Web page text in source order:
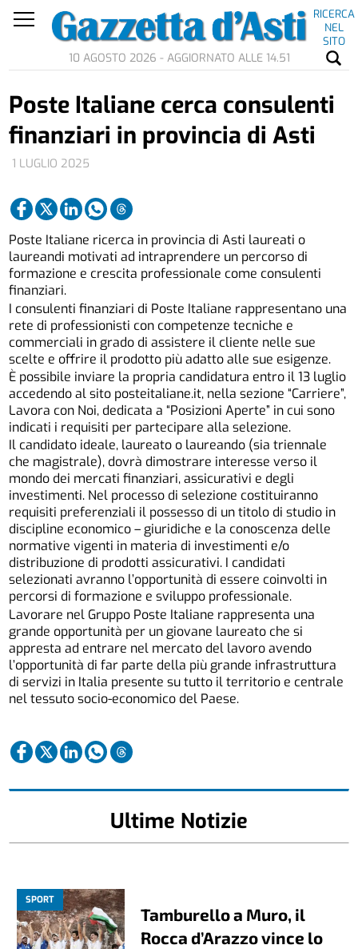
RICERCA
NEL
SITO
10 AGOSTO 2026 - AGGIORNATO ALLE 14.51
1 LUGLIO 2025
Poste Italiane cerca consulenti
finanziari in provincia di Asti
Poste Italiane ricerca in provincia di Asti laureati o
laureandi motivati ad intraprendere un percorso di
formazione e crescita professionale come consulenti
finanziari.
I consulenti finanziari di Poste Italiane rappresentano una
rete di professionisti con competenze tecniche e
commerciali in grado di assistere il cliente nelle sue
scelte e offrire il prodotto più adatto alle sue esigenze.
È possibile inviare la propria candidatura entro il 13 luglio
accedendo al sito posteitaliane.it, nella sezione “Carriere”,
Lavora con Noi, dedicata a “Posizioni Aperte” in cui sono
indicati i requisiti per partecipare alla selezione.
Il candidato ideale, laureato o laureando (sia triennale
che magistrale), dovrà dimostrare interesse verso il
mondo dei mercati finanziari, assicurativi e degli
investimenti. Nel processo di selezione costituiranno
requisiti preferenziali il possesso di un titolo di studio in
discipline economico – giuridiche e la conoscenza delle
normative vigenti in materia di investimenti e/o
distribuzione di prodotti assicurativi. I candidati
selezionati avranno l’opportunità di essere coinvolti in
percorsi di formazione e sviluppo professionale.
Lavorare nel Gruppo Poste Italiane rappresenta una
grande opportunità per un giovane laureato che si
appresta ad entrare nel mercato del lavoro avendo
l’opportunità di far parte della più grande infrastruttura
di servizi in Italia presente su tutto il territorio e centrale
nel tessuto socio-economico del Paese.
Ultime Notizie
SPORT
Tamburello a Muro, il
Rocca d’Arazzo vince lo